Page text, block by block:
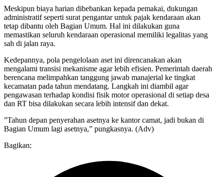
Meskipun biaya harian dibebankan kepada pemakai, dukungan
administratif seperti surat pengantar untuk pajak kendaraan akan
tetap dibantu oleh Bagian Umum. Hal ini dilakukan guna
memastikan seluruh kendaraan operasional memiliki legalitas yang
sah di jalan raya.
​Kedepannya, pola pengelolaan aset ini direncanakan akan
mengalami transisi mekanisme agar lebih efisien. Pemerintah daerah
berencana melimpahkan tanggung jawab manajerial ke tingkat
kecamatan pada tahun mendatang. Langkah ini diambil agar
pengawasan terhadap kondisi fisik motor operasional di setiap desa
dan RT bisa dilakukan secara lebih intensif dan dekat.
​”Tahun depan penyerahan asetnya ke kantor camat, jadi bukan di
Bagian Umum lagi asetnya,” pungkasnya. (Adv)
Bagikan: